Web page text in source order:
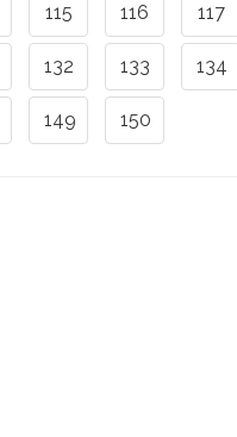
115 116 117
132 133 134
149 150